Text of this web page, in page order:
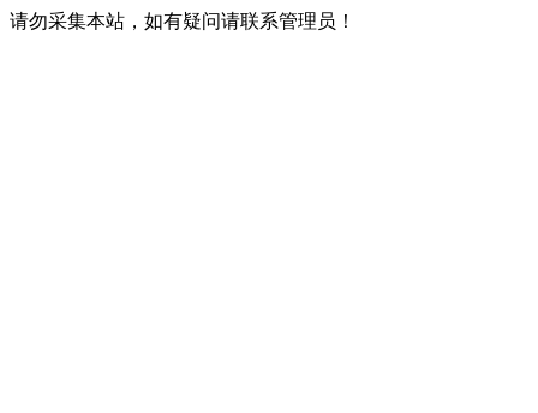
请勿采集本站，如有疑问请联系管理员！